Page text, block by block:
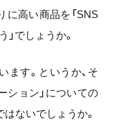
に高い商品を「SNS
でしょうか。
ます。というか、そ
ション」についての
はないでしょうか。